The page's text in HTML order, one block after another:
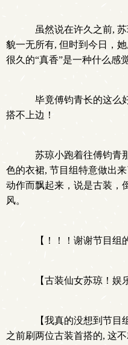
虽然说在许久之前,
貌一无所有, 但时到今日，
很久的“真香”是一种什么感觉
毕竟傅钧青长的这么
搭不上边！
苏琼小跑着往傅钧青
色的衣裙, 节目组特意做出
动作而飘起来，说是古装，
风。
【！！！谢谢节目组
【古装仙女苏琼！娱
【我真的没想到节目
之前刷两位古装首搭的, 这